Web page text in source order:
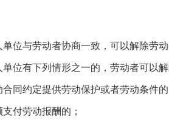
与劳动者协商一致，可以解除劳动
有下列情形之一的，劳动者可以解
约定提供劳动保护或者劳动条件的
付劳动报酬的；